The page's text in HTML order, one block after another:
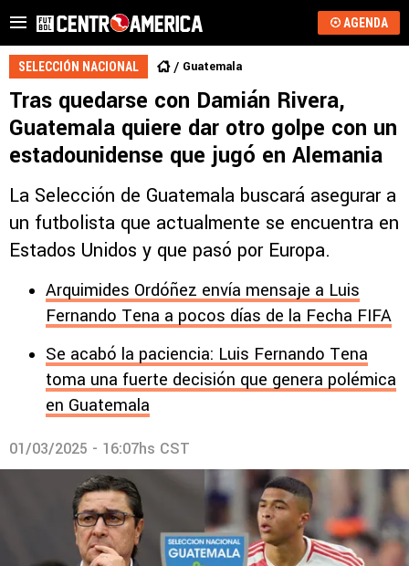
AGENDA
SELECCIÓN NACIONAL Guatemala
Tras quedarse con Damián Rivera,
Guatemala quiere dar otro golpe con un
estadounidense que jugó en Alemania
La Selección de Guatemala buscará asegurar a
un futbolista que actualmente se encuentra en
Estados Unidos y que pasó por Europa.
Arquimides Ordóñez envía mensaje a Luis
Fernando Tena a pocos días de la Fecha FIFA
Se acabó la paciencia: Luis Fernando Tena
toma una fuerte decisión que genera polémica
en Guatemala
01/03/2025 - 16:07hs CST